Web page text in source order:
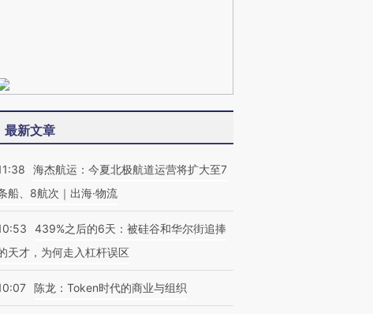
最新文章
海杰航运：今夏北极航道运营将扩大至7
船、8航次｜出海·物流
439%之后的6天：被硅谷和华尔街追捧
天才，为何走入杠杆误区
陈龙：Token时代的商业与组织